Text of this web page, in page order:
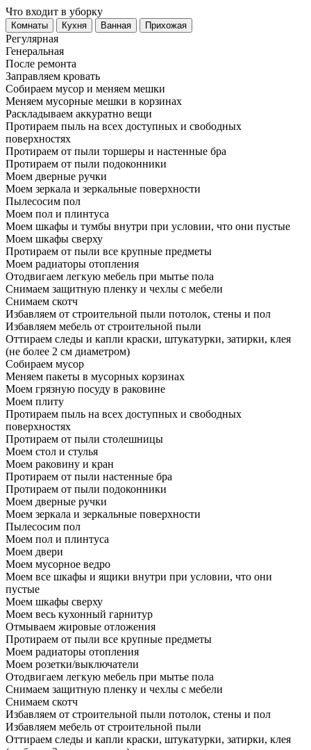
Что входит в уборку
Регу­лярная
Гене­ральная
После ремонта
Заправляем кровать
Собираем мусор и меняем мешки
Меняем мусорные мешки в корзинах
Раскладываем аккуратно вещи
Протираем пыль на всех доступных и свободных
поверхностях
Протираем от пыли торшеры и настенные бра
Протираем от пыли подоконники
Моем дверные ручки
Моем зеркала и зеркальные поверхности
Пылесосим пол
Моем пол и плинтуса
Моем шкафы и тумбы внутри при условии, что они пустые
Моем шкафы сверху
Протираем от пыли все крупные предметы
Моем радиаторы отопления
Отодвигаем легкую мебель при мытье пола
Снимаем защитную пленку и чехлы с мебели
Снимаем скотч
Избавляем от строительной пыли потолок, стены и пол
Избавляем мебель от строительной пыли
Оттираем следы и капли краски, штукатурки, затирки, клея
(не более 2 см диаметром)
Собираем мусор
Меняем пакеты в мусорных корзинах
Моем грязную посуду в раковине
Моем плиту
Протираем пыль на всех доступных и свободных
поверхностях
Протираем от пыли столешницы
Моем стол и стулья
Моем раковину и кран
Протираем от пыли настенные бра
Протираем от пыли подоконники
Моем дверные ручки
Моем зеркала и зеркальные поверхности
Пылесосим пол
Моем пол и плинтуса
Моем двери
Моем мусорное ведро
Моем все шкафы и ящики внутри при условии, что они
пустые
Моем шкафы сверху
Моем весь кухонный гарнитур
Отмываем жировые отложения
Протираем от пыли все крупные предметы
Моем радиаторы отопления
Моем розетки/выключатели
Отодвигаем легкую мебель при мытье пола
Снимаем защитную пленку и чехлы с мебели
Снимаем скотч
Избавляем от строительной пыли потолок, стены и пол
Избавляем мебель от строительной пыли
Оттираем следы и капли краски, штукатурки, затирки, клея